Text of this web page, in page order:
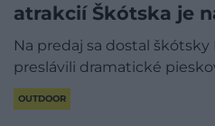
atrakcií Škótska je
Na predaj sa dostal
preslávili dramatické
OUTDOOR